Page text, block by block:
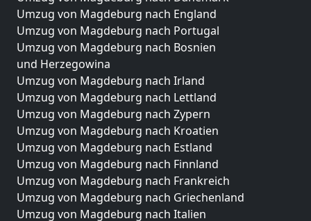
Umzug von Magdeburg nach England
Umzug von Magdeburg nach Portugal
Umzug von Magdeburg nach Bosnien
und Herzegowina
Umzug von Magdeburg nach Irland
Umzug von Magdeburg nach Lettland
Umzug von Magdeburg nach Zypern
Umzug von Magdeburg nach Kroatien
Umzug von Magdeburg nach Estland
Umzug von Magdeburg nach Finnland
Umzug von Magdeburg nach Frankreich
Umzug von Magdeburg nach Griechenland
Umzug von Magdeburg nach Italien